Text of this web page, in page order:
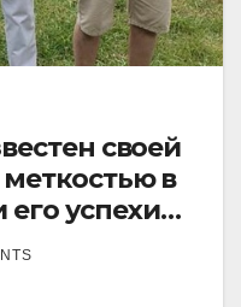
своей
в
его успехи